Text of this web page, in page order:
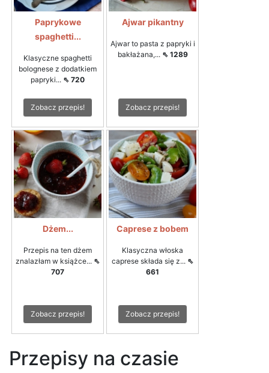
Paprykowe
spaghetti...
Klasyczne spaghetti
bolognese z dodatkiem
papryki... ⇖ 720
Zobacz przepis!
Ajwar pikantny
Ajwar to pasta z papryki i
bakłażana,... ⇖ 1289
Zobacz przepis!
Dżem...
Przepis na ten dżem
znalazłam w książce... ⇖
707
Zobacz przepis!
Caprese z bobem
Klasyczna włoska
caprese składa się z... ⇖
661
Zobacz przepis!
Przepisy na czasie